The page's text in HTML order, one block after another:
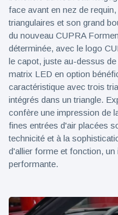
face avant en nez de
triangulaires et son grand
du nouveau CUPRA
déterminée, avec le logo
le capot, juste au-dessus
matrix LED en option
caractéristique avec trois
intégrés dans un triangle.
confère une impression de
fines entrées d'air placées
technicité et à la
d'allier forme et fonction,
performante.